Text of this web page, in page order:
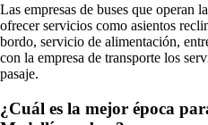
Las empresas de buses que operan
ofrecer servicios como asientos
bordo, servicio de alimentación,
con la empresa de transporte los
pasaje.
¿Cuál es la mejor época